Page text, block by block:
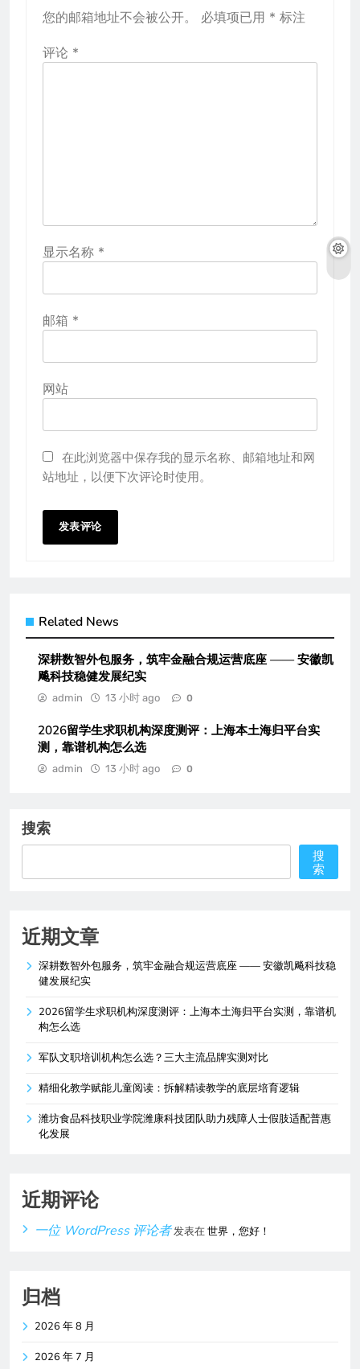
您的邮箱地址不会被公开。 必填项已用 * 标注
评论 *
显示名称 *
邮箱 *
网站
在此浏览器中保存我的显示名称、邮箱地址和网
站地址，以便下次评论时使用。
Related News
深耕数智外包服务，筑牢金融合规运营底座 —— 安徽凯
飚科技稳健发展纪实
admin 13 小时 ago 0
2026留学生求职机构深度测评：上海本土海归平台实
测，靠谱机构怎么选
admin 13 小时 ago 0
搜索
搜
索
近期文章
深耕数智外包服务，筑牢金融合规运营底座 —— 安徽凯飚科技稳
健发展纪实
2026留学生求职机构深度测评：上海本土海归平台实测，靠谱机
构怎么选
军队文职培训机构怎么选？三大主流品牌实测对比
精细化教学赋能儿童阅读：拆解精读教学的底层培育逻辑
潍坊食品科技职业学院潍康科技团队助力残障人士假肢适配普惠
化发展
近期评论
一位 WordPress 评论者发表在世界，您好！
归档
2026 年 8 月
2026 年 7 月